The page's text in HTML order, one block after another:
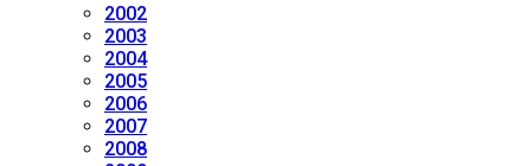
2002
2003
2004
2005
2006
2007
2008